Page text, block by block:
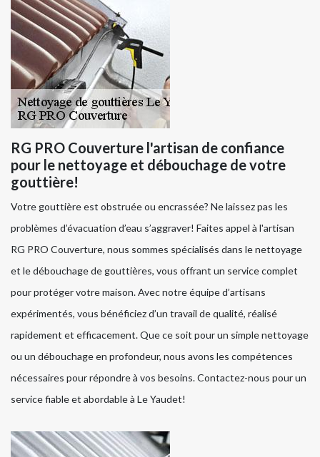
RG PRO Couverture l'artisan de confiance
pour le nettoyage et débouchage de votre
gouttière!
Votre gouttière est obstruée ou encrassée? Ne laissez pas les
problèmes d’évacuation d’eau s’aggraver! Faites appel à l'artisan
RG PRO Couverture, nous sommes spécialisés dans le nettoyage
et le débouchage de gouttières, vous offrant un service complet
pour protéger votre maison. Avec notre équipe d’artisans
expérimentés, vous bénéficiez d’un travail de qualité, réalisé
rapidement et efficacement. Que ce soit pour un simple nettoyage
ou un débouchage en profondeur, nous avons les compétences
nécessaires pour répondre à vos besoins. Contactez-nous pour un
service fiable et abordable à Le Yaudet!